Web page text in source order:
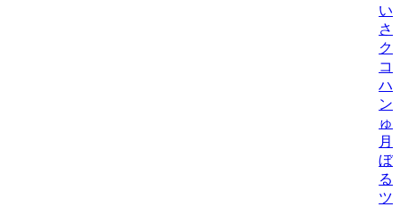
い
さ
ク
コ
ハ
ン
ゅ
月
ぼ
る
ツ